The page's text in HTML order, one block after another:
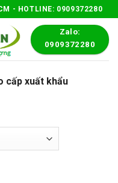
- HOTLINE: 0909372280
Zalo:
0909372280
cấp xuất khẩu